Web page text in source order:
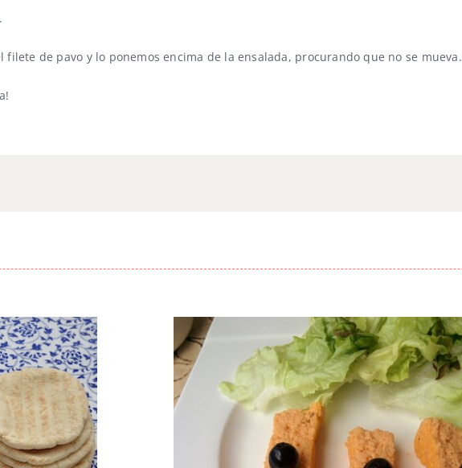
de pavo y lo ponemos encima de la ensalada, procurando que no se mueva.